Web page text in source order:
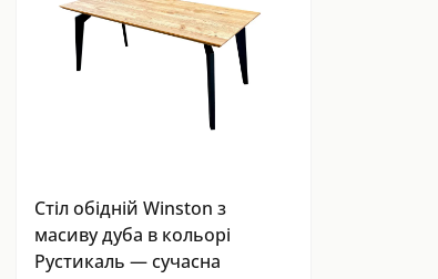
Стіл обідній Winston з
масиву дуба в кольорі
Рустикаль — сучасна